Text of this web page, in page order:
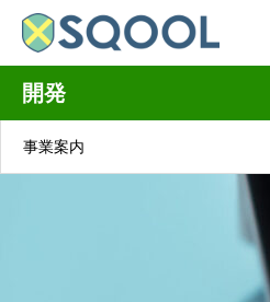
開発
事業案内